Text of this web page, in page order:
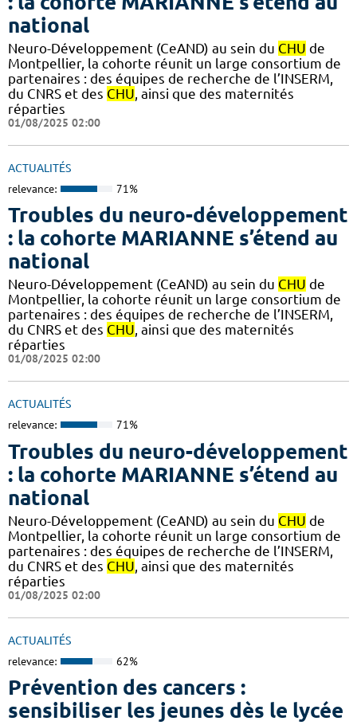
national
Neuro-Développement (CeAND) au sein du CHU de
Montpellier, la cohorte réunit un large consortium de
partenaires : des équipes de recherche de l’INSERM,
du CNRS et des CHU , ainsi que des maternités
réparties
01/08/2025 02:00
ACTUALITÉS
relevance: 71%
Troubles du neuro-développement
: la cohorte MARIANNE s’étend au
national
Neuro-Développement (CeAND) au sein du CHU de
Montpellier, la cohorte réunit un large consortium de
partenaires : des équipes de recherche de l’INSERM,
du CNRS et des CHU, ainsi que des maternités
réparties
01/08/2025 02:00
ACTUALITÉS
relevance: 71%
Troubles du neuro-développement
: la cohorte MARIANNE s’étend au
national
Neuro-Développement (CeAND) au sein du CHU de
Montpellier, la cohorte réunit un large consortium de
partenaires : des équipes de recherche de l’INSERM,
du CNRS et des CHU , ainsi que des maternités
réparties
01/08/2025 02:00
ACTUALITÉS
relevance: 62%
Prévention des cancers :
sensibiliser les jeunes dès le lycée